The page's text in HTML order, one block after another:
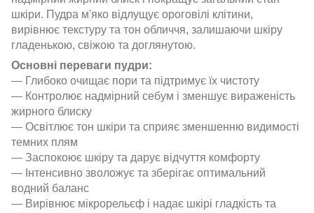
шкіри. Пудра м'яко відлущує ороговілі клітини,
вирівнює текстуру та тон обличчя, залишаючи шкіру
гладенькою, свіжою та доглянутою.
Основні переваги пудри:
— Глибоко очищає пори та підтримує їх чистоту
— Контролює надмірний себум і зменшує вираженість
жирного блиску
— Освітлює тон шкіри та сприяє зменшенню видимості
темних плям
— Заспокоює шкіру та дарує відчуття комфорту
— Інтенсивно зволожує та зберігає оптимальний
водний баланс
— Вирівнює мікрорельєф і надає шкірі гладкість та